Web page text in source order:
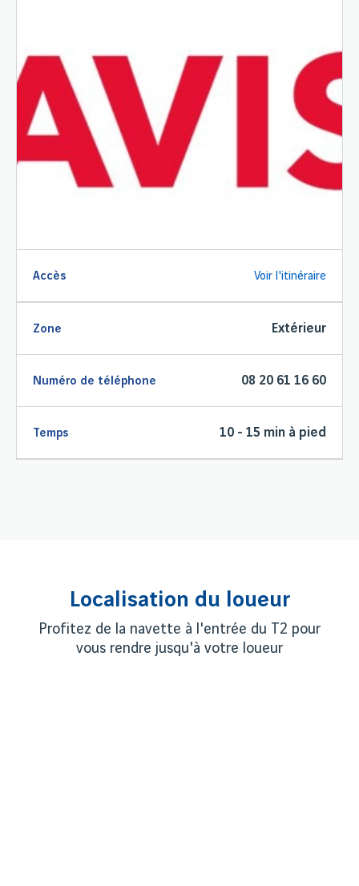
Accès Voir l'itinéraire
Zone Extérieur
Numéro de téléphone 08 20 61 16 60
Temps 10 - 15 min à pied
Localisation du loueur
Profitez de la navette à l'entrée du T2 pour
vous rendre jusqu'à votre loueur